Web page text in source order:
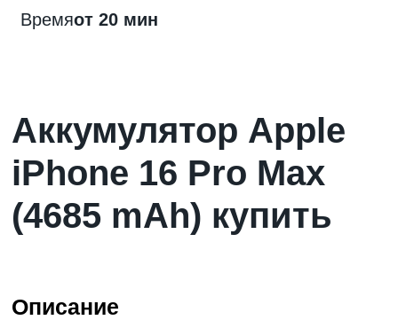
Времяот 20 мин
Аккумулятор Apple
iPhone 16 Pro Max
(4685 mAh) купить
Описание